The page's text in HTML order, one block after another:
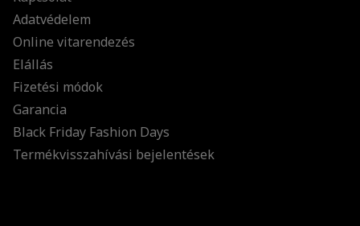
Adatvédelem
Online vitarendezés
Elállás
Fizetési módok
Garancia
Black Friday Fashion Days
Termékvisszahívási bejelentések